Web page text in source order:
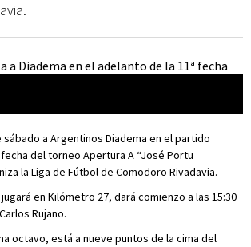
a Argentinos Diadema en el partido
del torneo Apertura A “José Portu
la Liga de Fútbol de Comodoro Rivadavia.
en Kilómetro 27, dará comienzo a las 15:30
Rujano.
octavo, está a nueve puntos de la cima del